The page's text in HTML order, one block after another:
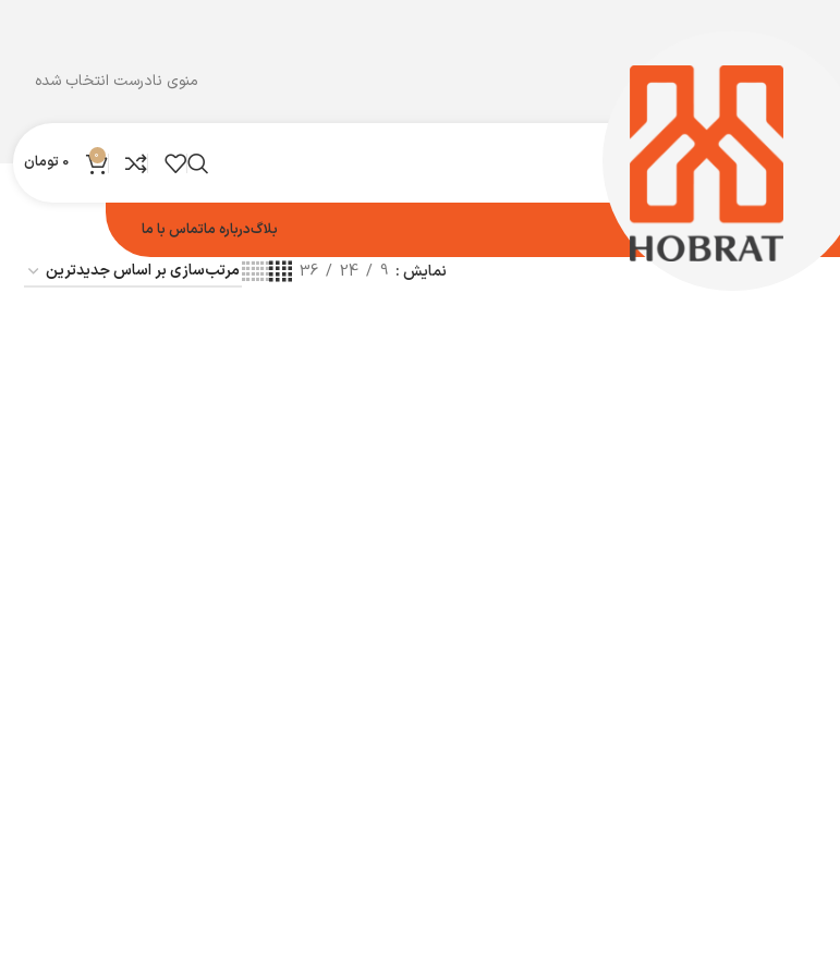
منوی نادرست انتخاب شده
0
0 تومان
بلاگدرباره ماتماس با ما
نمایش 9
24
36